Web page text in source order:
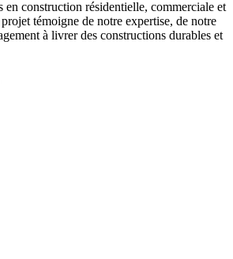
en construction résidentielle, commerciale et
témoigne de notre expertise, de notre
à livrer des constructions durables et